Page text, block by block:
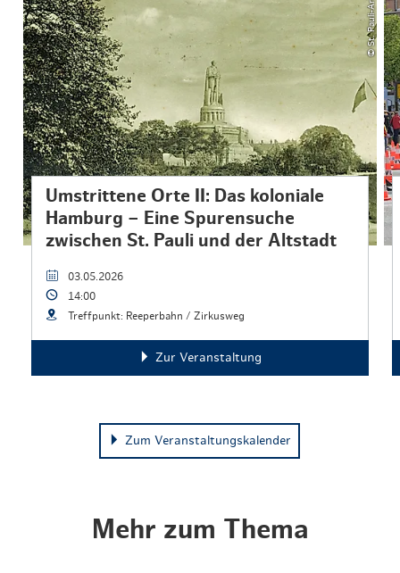
© St. Pauli-Archiv
Umstrittene Orte II: Das koloniale
Hamburg – Eine Spurensuche
zwischen St. Pauli und der Altstadt
03.05.2026
14:00
Treffpunkt: Reeperbahn / Zirkusweg
Zur Veranstaltung
Zum Veranstaltungskalender
Mehr zum Thema